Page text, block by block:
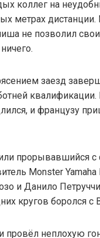
коллег на
метрах
не позволил
заезд
и французу
прорывавшийся с
Monster
и Данило
кругов боролся с
провёл неплохую